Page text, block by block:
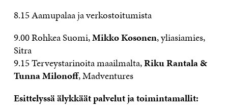
8.15 Aamupalaa ja verkostoitumista
9.00 Rohkea Suomi,Mikko Kosonen, yliasiamies,
Sitra
9.15 Terveystarinoita maailmalta,Riku Rantala &
Tunna Milonoff, Madventures
Esittelyssä älykkäät palvelut ja toimintamallit: